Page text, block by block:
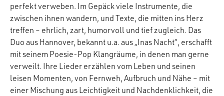
perfekt verweben. Im Gepäck viele Instrumente, die
zwischen ihnen wandern, und Texte, die mitten ins Herz
treffen – ehrlich, zart, humorvoll und tief zugleich. Das
Duo aus Hannover, bekannt u.a. aus „Inas Nacht“, erschafft
mit seinem Poesie-Pop Klangräume, in denen man gerne
verweilt. Ihre Lieder erzählen vom Leben und seinen
leisen Momenten, von Fernweh, Aufbruch und Nähe – mit
einer Mischung aus Leichtigkeit und Nachdenklichkeit, die